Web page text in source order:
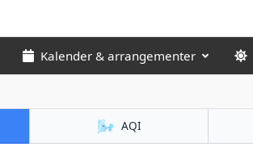
Kalender & arrangementer
🌬️ AQI